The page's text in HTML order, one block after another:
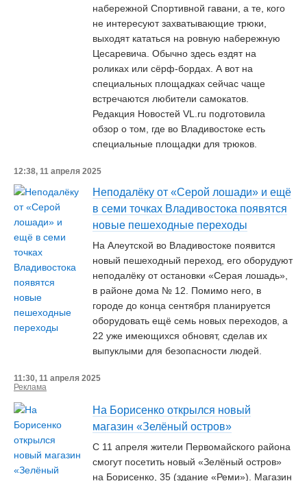
набережной Спортивной гавани, а те, кого
не интересуют захватывающие трюки,
выходят кататься на ровную набережную
Цесаревича. Обычно здесь ездят на
роликах или сёрф-бордах. А вот на
специальных площадках сейчас чаще
встречаются любители самокатов.
Редакция Новостей VL.ru подготовила
обзор о том, где во Владивостоке есть
специальные площадки для трюков.
12:38, 11 апреля 2025
Неподалёку от «Серой лошади» и ещё
в семи точках Владивостока появятся
новые пешеходные переходы
На Алеутской во Владивостоке появится
новый пешеходный переход, его оборудуют
неподалёку от остановки «Серая лошадь»,
в районе дома № 12. Помимо него, в
городе до конца сентября планируется
оборудовать ещё семь новых переходов, а
22 уже имеющихся обновят, сделав их
выпуклыми для безопасности людей.
11:30, 11 апреля 2025
Реклама
На Борисенко открылся новый
магазин «Зелёный остров»
С 11 апреля жители Первомайского района
смогут посетить новый «Зелёный остров»
на Борисенко, 35 (здание «Реми»). Магазин